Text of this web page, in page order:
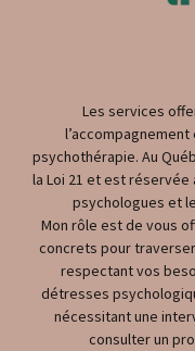
Les services
psychothérapie. Au
la Loi 21 et est
psychologues et
Mon rôle est de vous
concrets pour
respectant vos
détresses
nécessitant une
consulter un